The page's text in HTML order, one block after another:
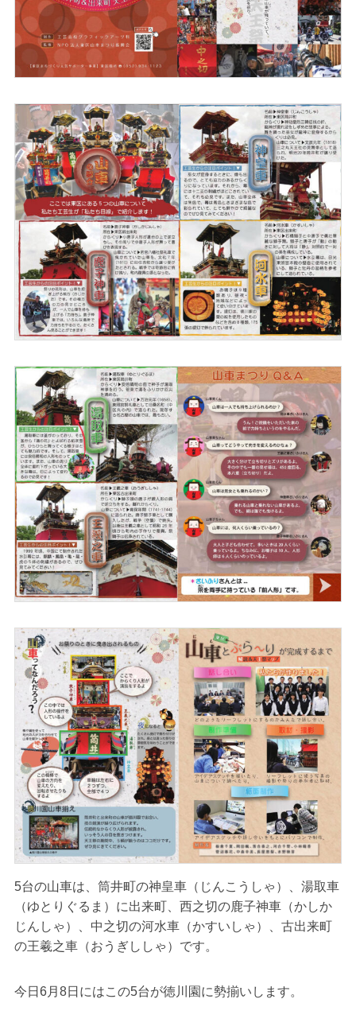
5台の山車は、筒井町の神皇車（じんこうしゃ）、湯取車
（ゆとりぐるま）に出来町、西之切の鹿子神車（かしか
じんしゃ）、中之切の河水車（かすいしゃ）、古出来町
の王羲之車（おうぎししゃ）です。
今日6月8日にはこの5台が徳川園に勢揃いします。